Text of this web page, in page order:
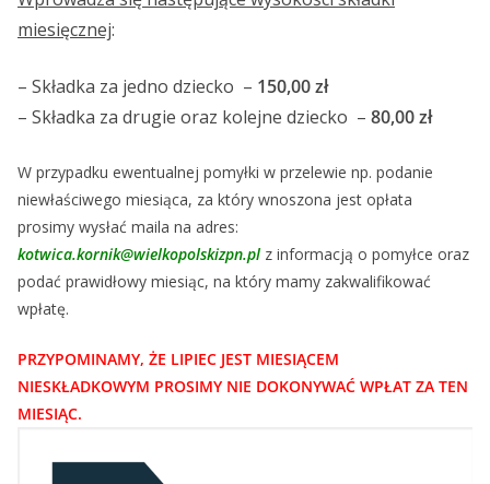
miesięcznej:
– Składka za jedno dziecko – 150,00 zł
– Składka za drugie oraz kolejne dziecko – 80,00 zł
W przypadku ewentualnej pomyłki w przelewie np. podanie
niewłaściwego miesiąca, za który wnoszona jest opłata
prosimy wysłać maila na adres:
kotwica.kornik@wielkopolskizpn.pl z informacją o pomyłce oraz
podać prawidłowy miesiąc, na który mamy zakwalifikować
wpłatę.
PRZYPOMINAMY, ŻE LIPIEC JEST MIESIĄCEM
NIESKŁADKOWYM PROSIMY NIE DOKONYWAĆ WPŁAT ZA TEN
MIESIĄC.